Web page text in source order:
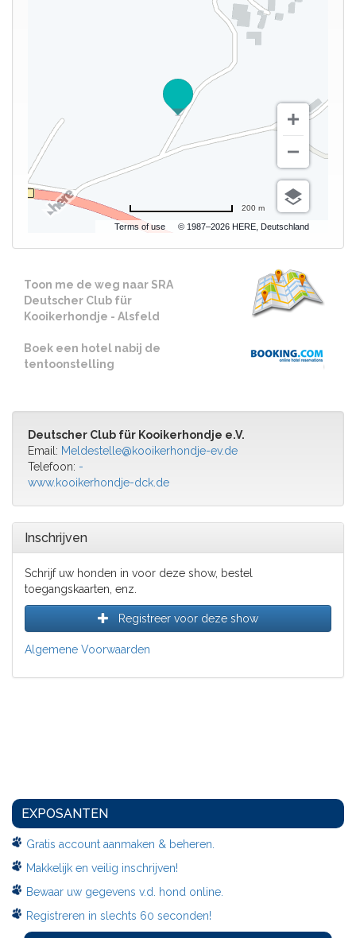
Terms of use © 1987–2026 HERE, Deutschland
200 m
Toon me de weg naar SRA
Deutscher Club für
Kooikerhondje - Alsfeld
Boek een hotel nabij de
tentoonstelling
Deutscher Club für Kooikerhondje e.V.
Email: Meldestelle@kooikerhondje-ev.de
Telefoon: -
www.kooikerhondje-dck.de
Inschrijven
Schrijf uw honden in voor deze show, bestel
toegangskaarten, enz.
Registreer voor deze show
Algemene Voorwaarden
EXPOSANTEN
Gratis account aanmaken & beheren.
Makkelijk en veilig inschrijven!
Bewaar uw gegevens v.d. hond online.
Registreren in slechts 60 seconden!